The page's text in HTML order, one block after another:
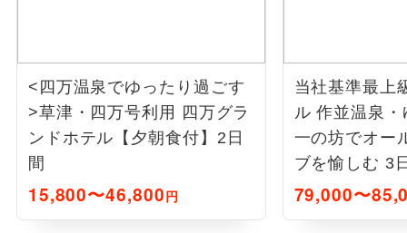
<四万温泉でゆったり過ごす
>草津・四万号利用 四万グラ
ンドホテル【夕朝食付】2日
間
15,800〜46,800円
当社基準最上
ル 作並温泉
一の坊でオー
ブを愉しむ 3
79,000〜